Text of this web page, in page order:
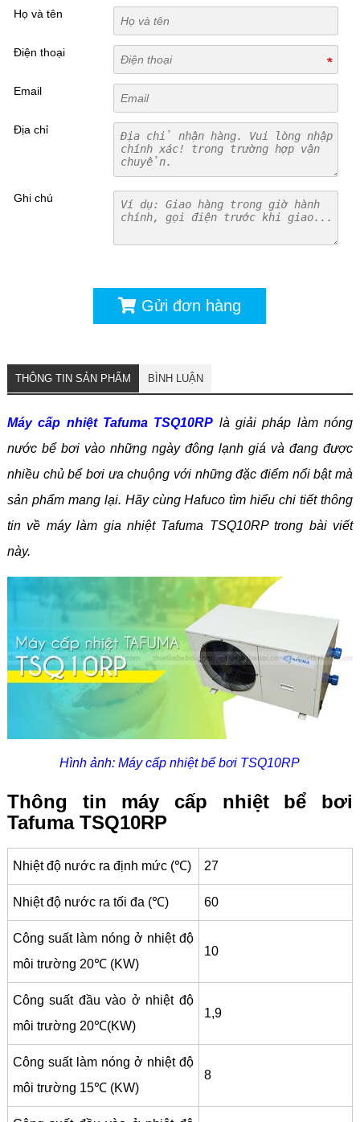
Họ và tên
Điện thoại
Email
Địa chỉ
Ghi chú
Gửi đơn hàng
THÔNG TIN SẢN PHẨM BÌNH LUẬN
Máy cấp nhiệt Tafuma TSQ10RP là giải pháp làm nóng
nước bể bơi vào những ngày đông lạnh giá và đang được
nhiều chủ bể bơi ưa chuộng với những đặc điểm nổi bật mà
sản phẩm mang lại. Hãy cùng Hafuco tìm hiểu chi tiết thông
tin về máy làm gia nhiệt Tafuma TSQ10RP trong bài viết
này.
Hình ảnh: Máy cấp nhiệt bể bơi TSQ10RP
Thông tin máy cấp nhiệt bể bơi
Tafuma TSQ10RP
Nhiệt độ nước ra định mức (℃) 27
Nhiệt độ nước ra tối đa (℃) 60
Công suất làm nóng ở nhiệt độ
môi trường 20℃ (KW)
10
Công suất đầu vào ở nhiệt độ
môi trường 20℃(KW)
1,9
Công suất làm nóng ở nhiệt độ
môi trường 15℃ (KW)
8